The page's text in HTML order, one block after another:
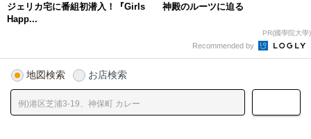
ジェリカ宅に番組初潜入！『Girls
Happ...
神殿のルーツに迫る
PR(國學院大學)
Recommended by
地図検索 お店検索